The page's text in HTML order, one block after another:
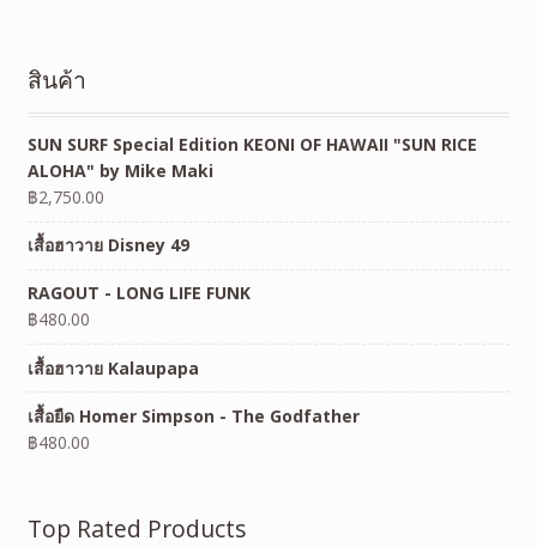
สินค้า
SUN SURF Special Edition KEONI OF HAWAII "SUN RICE
ALOHA" by Mike Maki
฿2,750.00
เสื้อฮาวาย Disney 49
RAGOUT - LONG LIFE FUNK
฿480.00
เสื้อฮาวาย Kalaupapa
เสื้อยืด Homer Simpson - The Godfather
฿480.00
Top Rated Products